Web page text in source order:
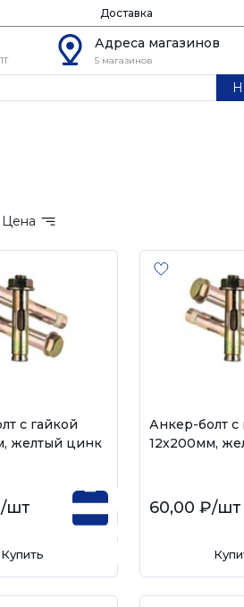
Доставка
Адреса магазинов
5 магазинов
Цена
с гайкой
желтый цинк
/шт
Купить
Анкер-болт с
12х200мм,
60,00 ₽/шт